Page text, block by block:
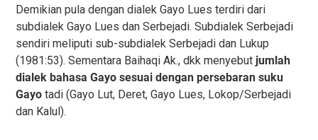
Demikian pula dengan dialek Gayo Lues terdiri dari
subdialek Gayo Lues dan Serbejadi. Subdialek Serbejadi
sendiri meliputi sub-subdialek Serbejadi dan Lukup
(1981:53). Sementara Baihaqi Ak., dkk menyebut jumlah
dialek bahasa Gayo sesuai dengan persebaran suku
Gayo tadi (Gayo Lut, Deret, Gayo Lues, Lokop/Serbejadi
dan Kalul).